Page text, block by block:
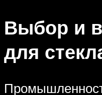
Выбор и
для